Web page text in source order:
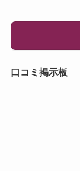
口コミ掲示板